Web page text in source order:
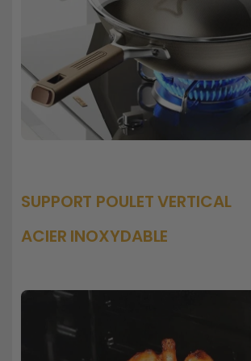
SUPPORT POULET VERTICAL
ACIER INOXYDABLE